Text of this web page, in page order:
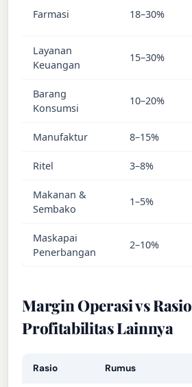
Farmasi 18–30%
Layanan
Keuangan
15–30%
Barang
Konsumsi
10–20%
Manufaktur 8–15%
Ritel 3–8%
Makanan &
Sembako
1–5%
Maskapai
Penerbangan
2–10%
Margin Operasi vs Rasio
Profitabilitas Lainnya
Rasio Rumus